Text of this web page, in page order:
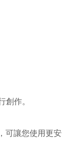
創作。
讓您使用更安